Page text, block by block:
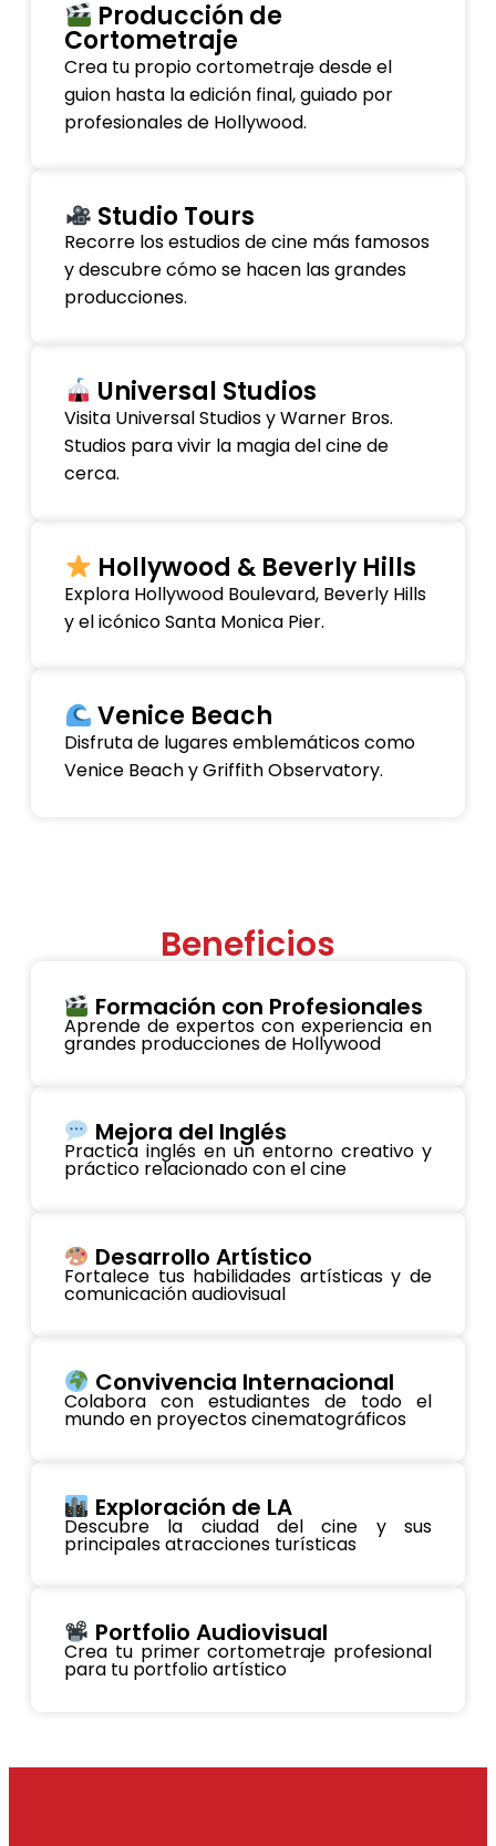
Producción de
Cortometraje
Crea tu propio cortometraje desde el
guion hasta la edición final, guiado por
profesionales de Hollywood.
Studio Tours
Recorre los estudios de cine más famosos
y descubre cómo se hacen las grandes
producciones.
Universal Studios
Visita Universal Studios y Warner Bros.
Studios para vivir la magia del cine de
cerca.
Hollywood & Beverly Hills
Explora Hollywood Boulevard, Beverly Hills
y el icónico Santa Monica Pier.
Venice Beach
Disfruta de lugares emblemáticos como
Venice Beach y Griffith Observatory.
Beneficios
Formación con Profesionales
Aprende de expertos con experiencia en
grandes producciones de Hollywood
Mejora del Inglés
Practica inglés en un entorno creativo y
práctico relacionado con el cine
Desarrollo Artístico
Fortalece tus habilidades artísticas y de
comunicación audiovisual
Convivencia Internacional
Colabora con estudiantes de todo el
mundo en proyectos cinematográficos
Exploración de LA
Descubre la ciudad del cine y sus
principales atracciones turísticas
Portfolio Audiovisual
Crea tu primer cortometraje profesional
para tu portfolio artístico